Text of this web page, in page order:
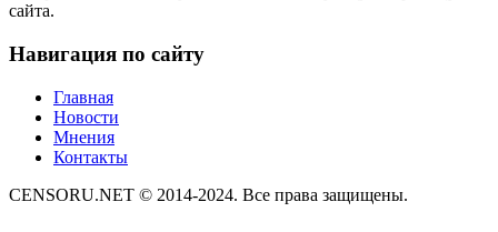
сайта.
Навигация по сайту
Главная
Новости
Мнения
Контакты
CENSORU.NET © 2014-2024. Все права защищены.